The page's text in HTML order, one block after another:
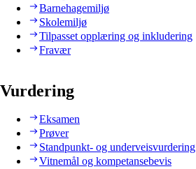
Barnehagemiljø
Skolemiljø
Tilpasset opplæring og inkludering
Fravær
Vurdering
Eksamen
Prøver
Standpunkt- og underveisvurdering
Vitnemål og kompetansebevis